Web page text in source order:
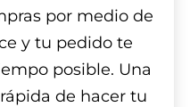
por medio de
y tu pedido te
posible. Una
de hacer tu